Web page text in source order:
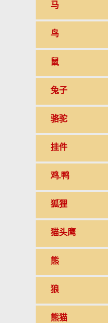
马
鸟
鼠
兔子
骆驼
挂件
鸡.鸭
狐狸
猫头鹰
熊
狼
熊猫